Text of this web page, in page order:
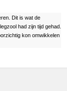
Dit is wat de
had zijn tijd gehad.
kon omwikkelen